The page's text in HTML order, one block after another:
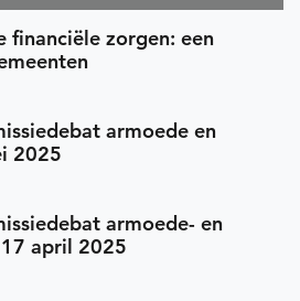
financiële zorgen: een
armoede en
2025
armoede- en
april 2025